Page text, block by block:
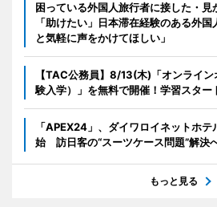
困っている外国人旅行者に接した・
「助けたい」日本滞在経験のある外
と気軽に声をかけてほしい」
【TAC公務員】8/13(木)「オンライ
験入学）」を無料で開催！学習スター
「APEX24」、ダイワロイネットホ
始 訪日客の“スーツケース問題”解決
もっと見る